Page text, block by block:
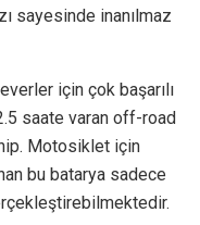
sayesinde inanılmaz
için çok başarılı
saate varan off-road
Motosiklet için
bu batarya sadece